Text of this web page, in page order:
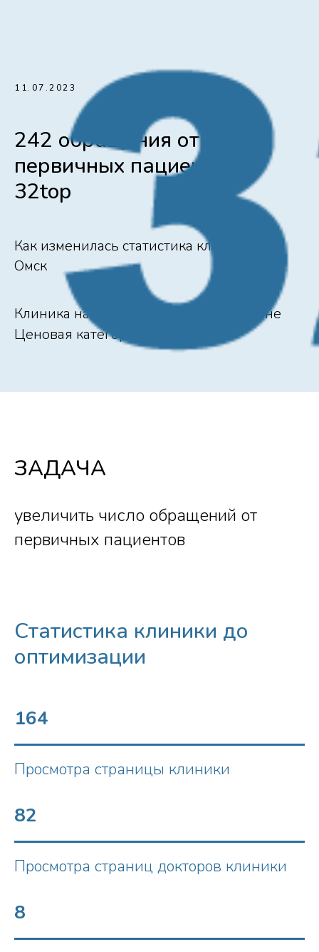
11.07.2023
242 обращения от
первичных пациентов с
32top
Как изменилась статистика клиники из г.
Омск
Клиника находится в Кировском районе
Ценовая категория: комфорт
ЗАДАЧА
увеличить число обращений от
первичных пациентов
Статистика клиники до
оптимизации
164
Просмотра страницы клиники
82
Просмотра страниц докторов клиники
8